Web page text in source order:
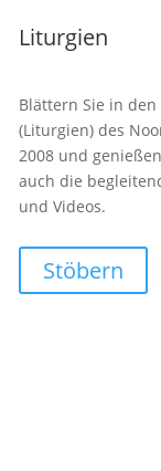
Liturgien
Blättern Sie in den
(Liturgien) des
2008 und
auch die
und Videos.
Stöbern